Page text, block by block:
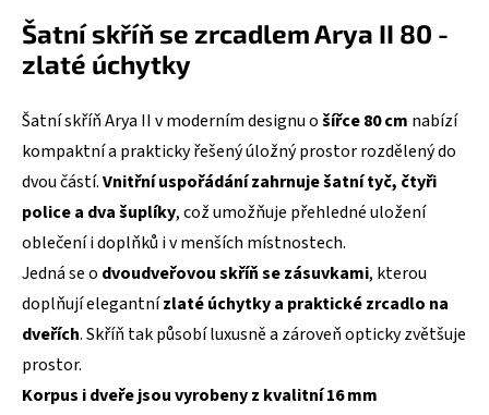
Šatní skříň se zrcadlem Arya II 80 -
zlaté úchytky
Šatní skříň Arya II v moderním designu ošířce 80 cm nabízí
kompaktní a prakticky řešený úložný prostor rozdělený do
dvou částí.Vnitřní uspořádání zahrnuje šatní tyč, čtyři
police a dva šuplíky, což umožňuje přehledné uložení
oblečení i doplňků i v menších místnostech.
Jedná se o dvoudveřovou skříň se zásuvkami, kterou
doplňují elegantnízlaté úchytky a praktické zrcadlo na
dveřích. Skříň tak působí luxusně a zároveň opticky zvětšuje
prostor.
Korpus i dveře jsou vyrobeny z kvalitní 16 mm